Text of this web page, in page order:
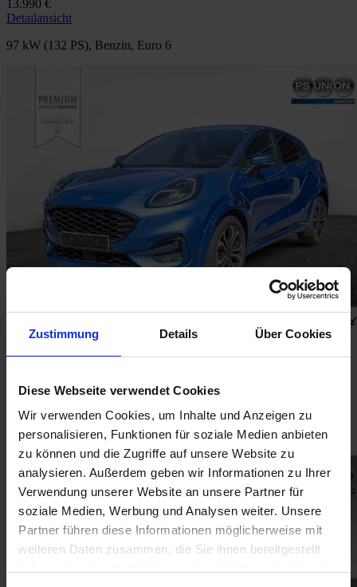
Zustimmung Details Über Cookies
Diese Webseite verwendet Cookies
Wir verwenden Cookies, um Inhalte und Anzeigen zu
personalisieren, Funktionen für soziale Medien anbieten
zu können und die Zugriffe auf unsere Website zu
analysieren. Außerdem geben wir Informationen zu Ihrer
Verwendung unserer Website an unsere Partner für
soziale Medien, Werbung und Analysen weiter. Unsere
Partner führen diese Informationen möglicherweise mit
weiteren Daten zusammen, die Sie ihnen bereitgestellt
13.990 €
Detailansicht
97 kW (132 PS), Benzin, Euro 6
14.200 €
Detailansicht
92 kW (125 PS), Benzin, Euro 6